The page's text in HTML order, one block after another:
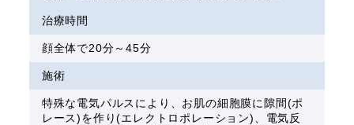
治療時間
顔全体で20分～45分
施術
特殊な電気パルスにより、お肌の細胞膜に隙間(ポ
レース)を作り(エレクトロポレーション)、電気反